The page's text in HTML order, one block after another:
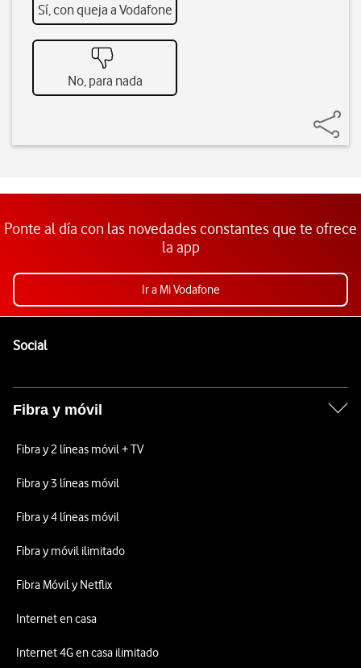
Sí, con queja a Vodafone
No, para nada
Ponte al día con las novedades constantes que te ofrece
la app
Ir a Mi Vodafone
SocialEnlaces a las redes sociales de Vodafone
Fibra y móvil
Fibra y 2 líneas móvil + TV
Fibra y 3 líneas móvil
Fibra y 4 líneas móvil
Fibra y móvil ilimitado
Fibra Móvil y Netflix
Internet en casa
Internet 4G en casa ilimitado